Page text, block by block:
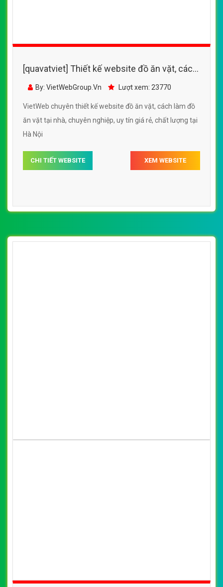
[quavatviet] Thiết kế website đồ ăn vặt,
Hà Nội
By: VietWebGroup.Vn Lượt xem: 20850
VietWeb chuyên thiết kế website đồ ăn vặt, những quán
ăn vặt nổi tiếng , ngon bổ rẻ tại Hà Nội, uy tín, chất lượng,
CHI TIẾT WEBSITE XEM WEBSITE